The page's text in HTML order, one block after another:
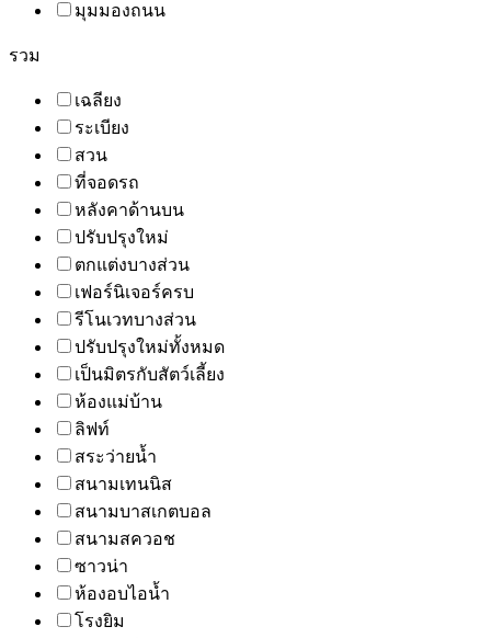
มุมมองถนน
รวม
เฉลียง
ระเบียง
สวน
ที่จอดรถ
หลังคาด้านบน
ปรับปรุงใหม่
ตกแต่งบางส่วน
เฟอร์นิเจอร์ครบ
รีโนเวทบางส่วน
ปรับปรุงใหม่ทั้งหมด
เป็นมิตรกับสัตว์เลี้ยง
ห้องแม่บ้าน
ลิฟท์
สระว่ายน้ำ
สนามเทนนิส
สนามบาสเกตบอล
สนามสควอช
ซาวน่า
ห้องอบไอน้ำ
โรงยิม